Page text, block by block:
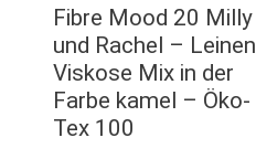
Fibre Mood 20 Milly
und Rachel – Leinen
Viskose Mix in der
Farbe kamel – Öko-
Tex 100